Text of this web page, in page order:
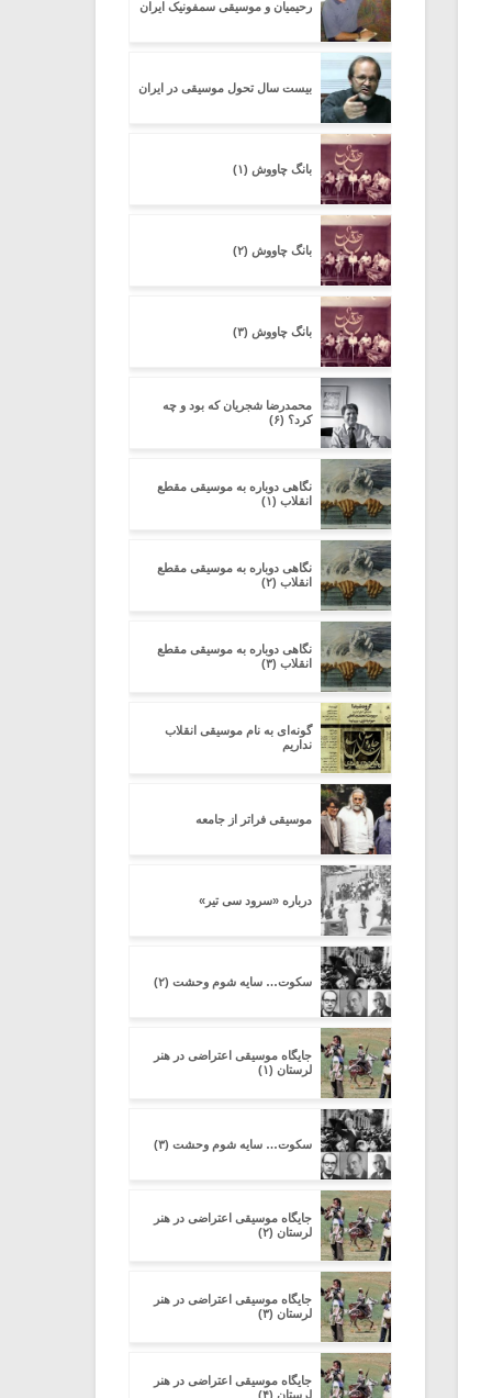
رحیمیان و موسیقی سمفونیک ایران
بیست سال تحول موسیقی در ایران
بانگ چاووش (۱)
بانگ چاووش (۲)
بانگ چاووش (۳)
محمدرضا شجریان که بود و چه
کرد؟ (۶)
نگاهی دوباره به موسیقی مقطع
انقلاب (۱)
نگاهی دوباره به موسیقی مقطع
انقلاب (۲)
نگاهی دوباره به موسیقی مقطع
انقلاب (۳)
گونه‌ای به نام موسیقی انقلاب
نداریم
موسیقی فراتر از جامعه
درباره «سرود سی تیر»
سکوت… سایه شوم وحشت (۲)
جایگاه موسیقی اعتراضی در هنر
لرستان (۱)
سکوت… سایه شوم وحشت (۳)
جایگاه موسیقی اعتراضی در هنر
لرستان (۲)
جایگاه موسیقی اعتراضی در هنر
لرستان (۳)
جایگاه موسیقی اعتراضی در هنر
لرستان (۴)